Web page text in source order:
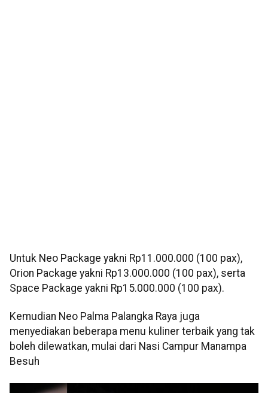
Untuk Neo Package yakni Rp11.000.000 (100 pax),
Orion Package yakni Rp13.000.000 (100 pax), serta
Space Package yakni Rp15.000.000 (100 pax).
Kemudian Neo Palma Palangka Raya juga
menyediakan beberapa menu kuliner terbaik yang tak
boleh dilewatkan, mulai dari Nasi Campur Manampa
Besuh